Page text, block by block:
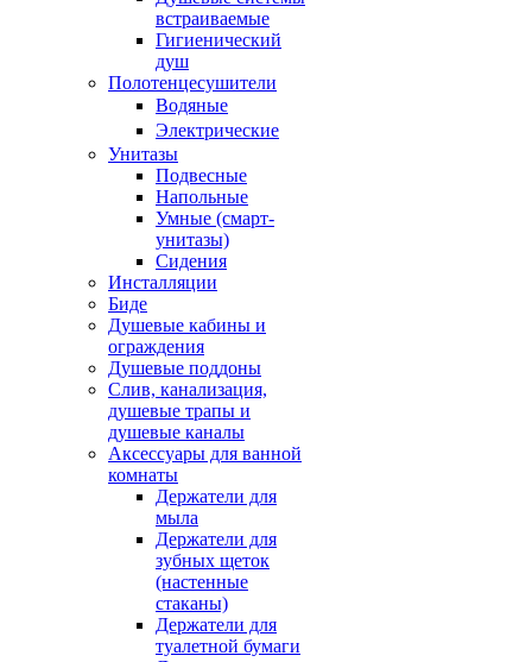
встраиваемые
Гигиенический
душ
Полотенцесушители
ㅤВодяные
ㅤЭлектрические
Унитазы
Подвесные
Напольные
Умные (смарт-
унитазы)
Сидения
Инсталляции
Биде
Душевые кабины и
ограждения
Душевые поддоны
Слив, канализация,
душевые трапы и
душевые каналы
Аксессуары для ванной
комнаты
Держатели для
мыла
Держатели для
зубных щеток
(настенные
стаканы)
Держатели для
туалетной бумаги